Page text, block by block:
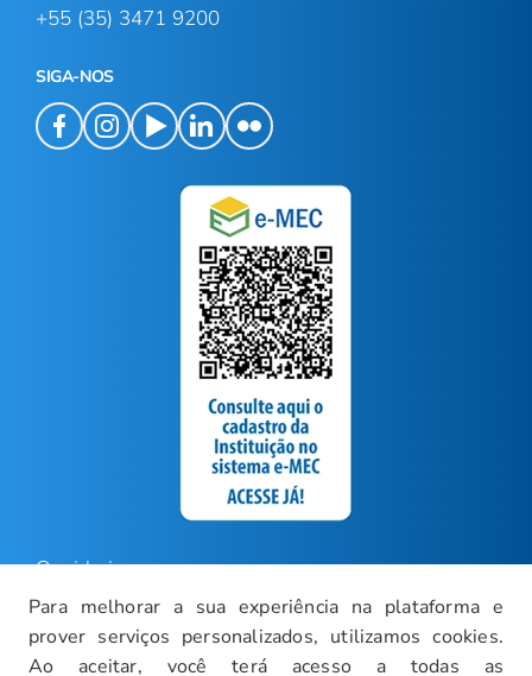
Para melhorar a sua experiência na plataforma e
prover serviços personalizados, utilizamos cookies.
Ao aceitar, você terá acesso a todas as
+55 (35) 3471 9200
SIGA-NOS
Ouvidoria
Carreiras
Intranet